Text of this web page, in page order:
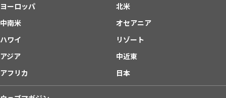
ヨーロッパ
北米
中南米
オセアニア
ハワイ
リゾート
アジア
中近東
アフリカ
日本